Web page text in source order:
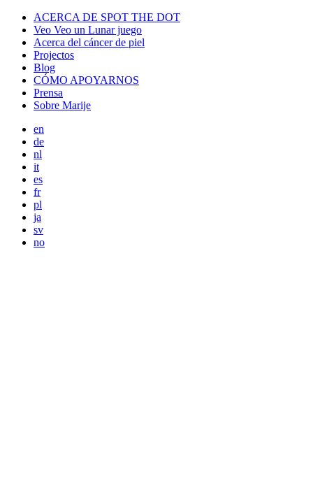
ACERCA DE SPOT THE DOT
Veo Veo un Lunar juego
Acerca del cáncer de piel
Projectos
Blog
CÓMO APOYARNOS
Prensa
Sobre Marije
en
de
nl
it
es
fr
pl
ja
sv
no